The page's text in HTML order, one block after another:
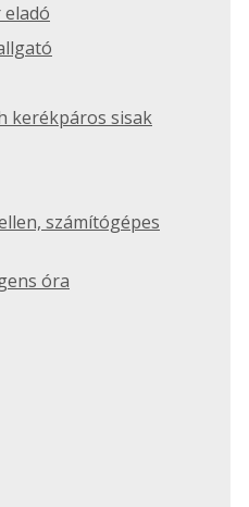
kerékpáros sisak
számítógépes
óra